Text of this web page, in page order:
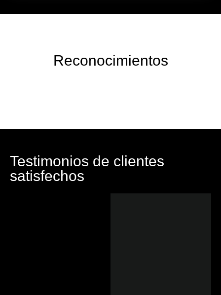
Reconocimientos
Testimonios de clientes
satisfechos